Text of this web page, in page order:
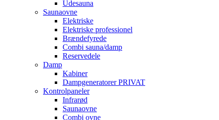
Udesauna
Saunaovne
Elektriske
Elektriske professionel
Brændefyrede
Combi sauna/damp
Reservedele
Damp
Kabiner
Dampgeneratorer PRIVAT
Kontrolpaneler
Infrarød
Saunaovne
Combi ovne